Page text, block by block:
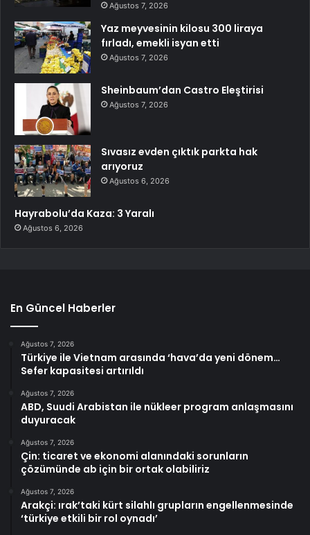
Ağustos 7, 2026
Yaz meyvesinin kilosu 300 liraya
fırladı, emekli isyan etti
Ağustos 7, 2026
Sheinbaum’dan Castro Eleştirisi
Ağustos 7, 2026
Sıvasız evden çıktık parkta hak
arıyoruz
Ağustos 6, 2026
Hayrabolu’da Kaza: 3 Yaralı
Ağustos 6, 2026
En Güncel Haberler
Ağustos 7, 2026
Türkiye ile Vietnam arasında ‘hava’da yeni dönem…
Sefer kapasitesi artırıldı
Ağustos 7, 2026
ABD, Suudi Arabistan ile nükleer program anlaşmasını
duyuracak
Ağustos 7, 2026
Çin: ticaret ve ekonomi alanındaki sorunların
çözümünde ab için bir ortak olabiliriz
Ağustos 7, 2026
Arakçi: ırak’taki kürt silahlı grupların engellenmesinde
‘türkiye etkili bir rol oynadı’